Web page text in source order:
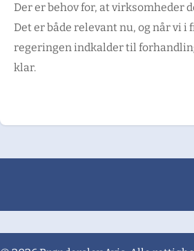
Der er behov for, at virksomheder
Det er både relevant nu, og når vi
regeringen indkalder til
klar.